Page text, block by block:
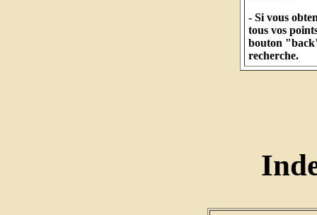
- Si vous
tous vos
bouton
recherche.